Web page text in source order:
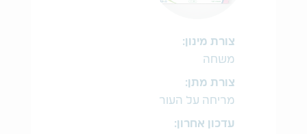
צורת מינון:
משחה
צורת מתן:
מריחה על העור
עדכון אחרון: